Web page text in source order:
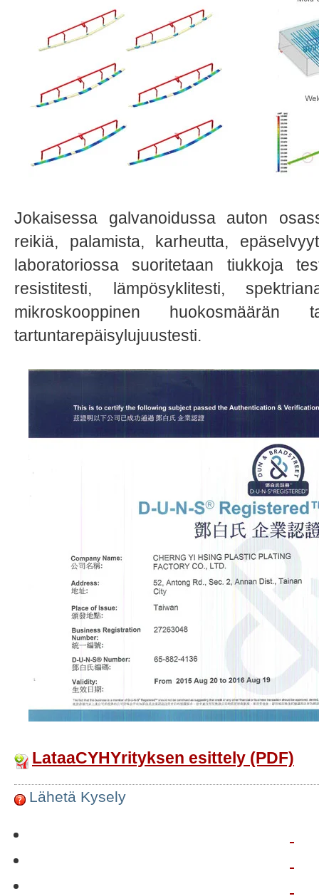
Jokaisessa galvanoidussa auton
reikiä, palamista, karheutta,
laboratoriossa suoritetaan tiukkoja
resistitesti, lämpösyklitesti,
mikroskooppinen
tartuntarepäisylujuustesti.
LataaCYHYrityksen esittely (PDF)
Lähetä Kysely